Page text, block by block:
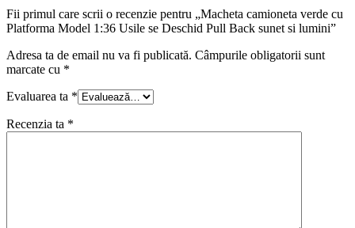
Fii primul care scrii o recenzie pentru „Macheta camioneta verde cu
Platforma Model 1:36 Usile se Deschid Pull Back sunet si lumini”
Adresa ta de email nu va fi publicată. Câmpurile obligatorii sunt
marcate cu *
Evaluarea ta *
Recenzia ta *